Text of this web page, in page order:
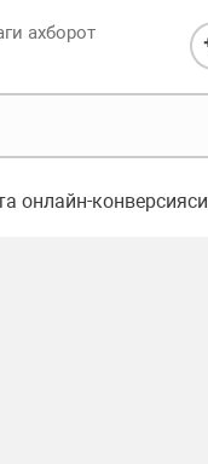
ахборот
онлайн-конверсияси